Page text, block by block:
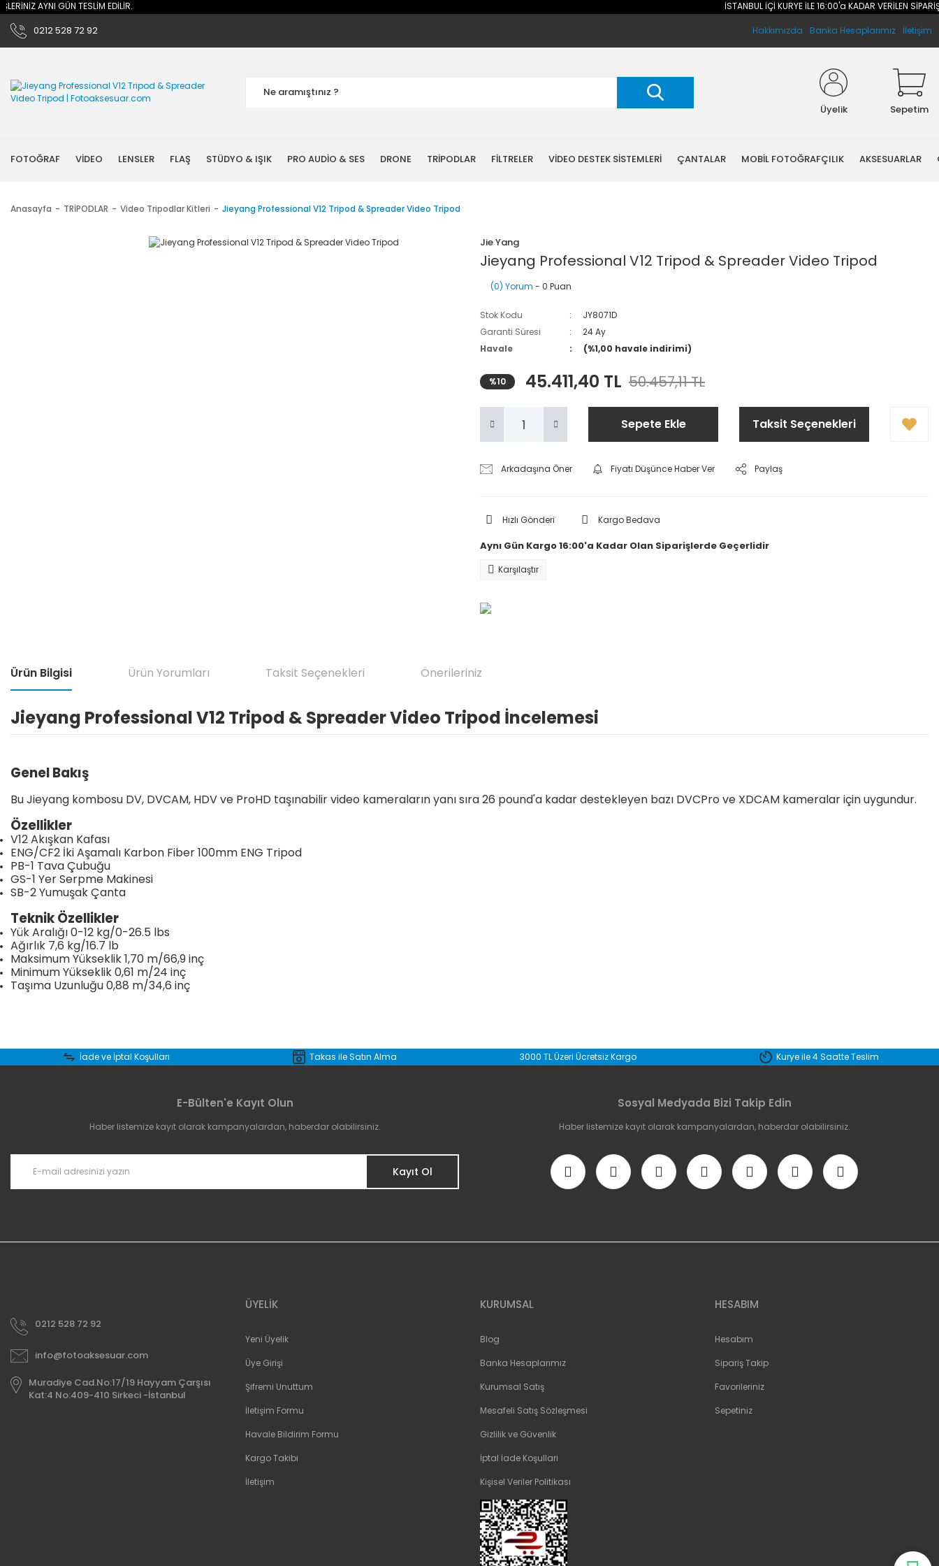
AYNI GÜN TESLİM EDİLİR. İSTANBUL İÇİ KURYE İLE 16:00'a KADAR VERİLEN
0212 528 72 92 Hakkımızda Banka Hesaplarımız İletişim
Üyelik Sepetim
FOTOĞRAF VİDEO LENSLER FLAŞ STÜDYO & IŞIK PRO AUDİO & SES DRONE TRİPODLAR FİLTRELER VİDEO DESTEK SİSTEMLERİ ÇANTALAR MOBİL FOTOĞRAFÇILIK AKSESUARLAR
Anasayfa TRİPODLAR Video Tripodlar Kitleri Jieyang Professional V12 Tripod & Spreader Video Tripod
Jie Yang
Jieyang Professional V12 Tripod & Spreader Video Tripod
(0) Yorum - 0 Puan
Stok Kodu
JY8071D
Garanti Süresi
24 Ay
Havale
(%1,00 havale indirimi)
%10 45.411,40 TL 50.457,11 TL
Sepete Ekle Taksit Seçenekleri
Arkadaşına Öner Fiyatı Düşünce Haber Ver Paylaş
Hızlı Gönderi Kargo Bedava
Aynı Gün Kargo 16:00'a Kadar Olan Siparişlerde Geçerlidir
Karşılaştır
Ürün Bilgisi Ürün Yorumları Taksit Seçenekleri Önerileriniz
Jieyang Professional V12 Tripod & Spreader Video Tripod İncelemesi
Genel Bakış
Bu Jieyang kombosu DV, DVCAM, HDV ve ProHD taşınabilir video kameraların yanı sıra 26 pound'a kadar destekleyen bazı DVCPro ve XDCAM kameralar için uygundur.
Özellikler
V12 Akışkan Kafası
ENG/CF2 İki Aşamalı Karbon Fiber 100mm ENG Tripod
PB-1 Tava Çubuğu
GS-1 Yer Serpme Makinesi
SB-2 Yumuşak Çanta
Teknik Özellikler
Yük Aralığı 0-12 kg/0-26.5 lbs
Ağırlık 7,6 kg/16.7 lb
Maksimum Yükseklik 1,70 m/66,9 inç
Minimum Yükseklik 0,61 m/24 inç
Taşıma Uzunluğu 0,88 m/34,6 inç
Bu ürüne ilk yorumu siz yapın!
Görüş ve önerileriniz için teşekkür ederiz.
Ürün açıklamasında eksik bilgiler bulunuyor.
Ürün bilgilerinde hatalar bulunuyor.
Bu ürüne benzer farklı alternatifler olmalı.
İade ve İptal Koşulları Takas ile Satın Alma 3000 TL Üzeri Ücretsiz Kargo Kurye ile 4 Saatte Teslim
E-Bülten'e Kayıt Olun
Haber listemize kayıt olarak kampanyalardan, haberdar olabilirsiniz.
Kayıt Ol
Sosyal Medyada Bizi Takip Edin
Haber listemize kayıt olarak kampanyalardan, haberdar olabilirsiniz.
0212 528 72 92
info@fotoaksesuar.com
Muradiye Cad.No:17/19 Hayyam Çarşısı
Kat:4 No:409-410 Sirkeci -İstanbul
ÜYELİK
Yeni Üyelik
Üye Girişi
Şifremi Unuttum
İletişim Formu
Havale Bildirim Formu
Kargo Takibi
İletişim
KURUMSAL
Blog
Banka Hesaplarımız
Kurumsal Satış
Mesafeli Satış Sözleşmesi
Gizlilik ve Güvenlik
İptal İade Koşullari
Kişisel Veriler Politikası
HESABIM
Hesabım
Sipariş Takip
Favorileriniz
Sepetiniz